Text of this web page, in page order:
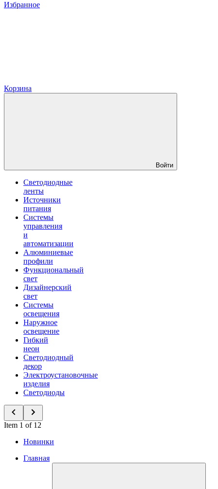
Избранное
Корзина
Войти
Светодиодные
ленты
Источники
питания
Системы
управления
и
автоматизации
Алюминиевые
профили
Функциональный
свет
Дизайнерский
свет
Системы
освещения
Наружное
освещение
Гибкий
неон
Светодиодный
декор
Электроустановочные
изделия
Светодиоды
Item 1 of 12
Новинки
Главная